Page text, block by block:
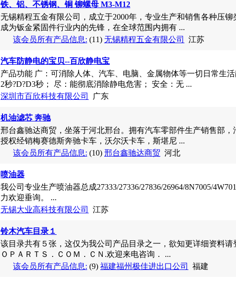
铁、铝、不锈钢、铜 铆螺母 M3-M12
无锡精程五金有限公司，成立于2000年，专业生产和销售各种压
成为钣金紧固件行业内的先锋，在全球范围内拥有 ...
该会员所有产品信息: (11) 无锡精程五金有限公司 江苏
汽车防静电的宝贝--百欣静电宝
产品功能 广：可消除人体、汽车、电脑、金属物体等一切日常生
2秒?D?D3秒； 尽：能彻底消除静电危害； 安全：无 ...
深圳市百欣科技有限公司
广东
机油滤芯 奔驰
邢台鑫驰达商贸，坐落于河北邢台。拥有汽车零部件生产销售部
授权经销梅赛德斯奔驰卡车，沃尔沃卡车，斯堪尼 ...
该会员所有产品信息: (10) 邢台鑫驰达商贸 河北
喷油器
我公司专业生产喷油器总成27333/27336/27836/26964/8N7005/
力欢迎垂询。 ...
无锡大业高科技有限公司
江苏
铃木汽车目录１
该目录共有５张，这仅为我公司产品目录之一，欲知更详细资料
ＯＰＡＲＴＳ．ＣＯＭ．ＣＮ.欢迎来电咨询． ...
该会员所有产品信息: (9) 福建福州极佳进出口公司
福建